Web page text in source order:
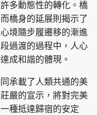
多動態性的轉化。橋
橋身的延展則揭示了
境隨步履遷移的漸進
過渡的過程中，人心
成和諧的體現。
承載了人類共通的美
嚴的宣示，將對完美
種抵達歸宿的安定